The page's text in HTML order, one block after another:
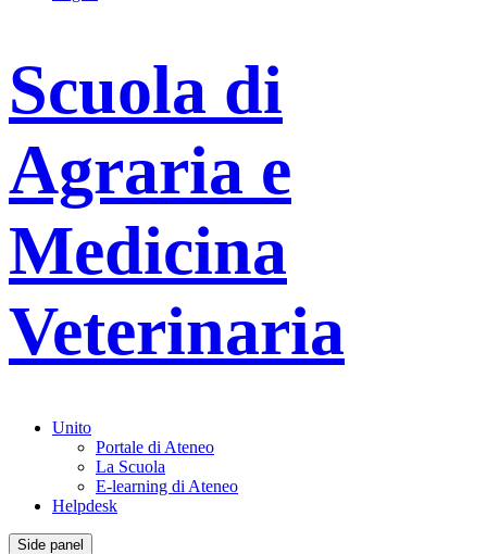
Scuola di
Agraria e
Medicina
Veterinaria
Unito
Portale di Ateneo
La Scuola
E-learning di Ateneo
Helpdesk
Side panel